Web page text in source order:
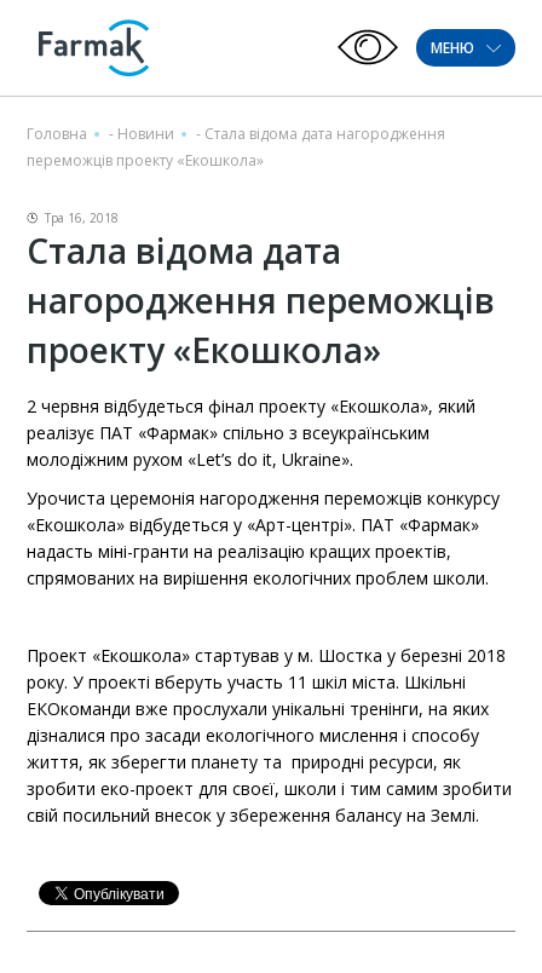
МЕНЮ
Головна - Новини - Стала відома дата нагородження
переможців проекту «Екошкола»
Тра 16, 2018
Стала відома дата
нагородження переможців
проекту «Екошкола»
2 червня відбудеться фінал проекту «Екошкола», який
реалізує ПАТ «Фармак» спільно з всеукраїнським
молодіжним рухом «Let’s do it, Ukraine».
Урочиста церемонія нагородження переможців конкурсу
«Екошкола» відбудеться у «Арт-центрі». ПАТ «Фармак»
надасть міні-гранти на реалізацію кращих проектів,
спрямованих на вирішення екологічних проблем школи.
Проект «Екошкола» стартував у м. Шостка у березні 2018
року. У проекті вберуть участь 11 шкіл міста. Шкільні
ЕКОкоманди вже прослухали унікальні тренінги, на яких
дізналися про засади екологічного мислення і способу
життя, як зберегти планету та природні ресурси, як
зробити еко-проект для своєї, школи і тим самим зробити
свій посильний внесок у збереження балансу на Землі.